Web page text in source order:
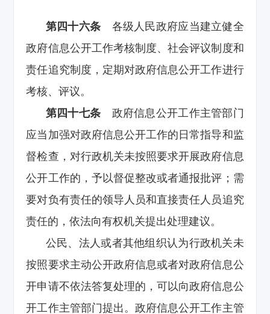
第四十六条 各级人民政府应当建立健全
政府信息公开工作考核制度、社会评议制度和
责任追究制度，定期对政府信息公开工作进行
考核、评议。
第四十七条 政府信息公开工作主管部门
应当加强对政府信息公开工作的日常指导和监
督检查，对行政机关未按照要求开展政府信息
公开工作的，予以督促整改或者通报批评；需
要对负有责任的领导人员和直接责任人员追究
责任的，依法向有权机关提出处理建议。
公民、法人或者其他组织认为行政机关未
按照要求主动公开政府信息或者对政府信息公
开申请不依法答复处理的，可以向政府信息公
开工作主管部门提出。政府信息公开工作主管